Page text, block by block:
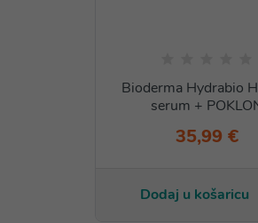
Bioderma Hydrabio
serum +
35,99 €
Dodaj u košaricu